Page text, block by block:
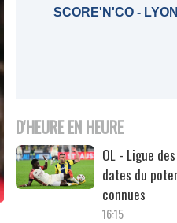
SCORE'N'CO -
D'HEURE EN HEURE
OL - Ligue
dates du
connues
16:15